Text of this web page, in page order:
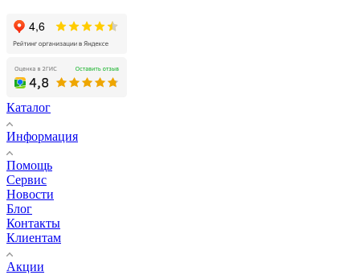
Каталог
Информация
Помощь
Сервис
Новости
Блог
Контакты
Клиентам
Акции